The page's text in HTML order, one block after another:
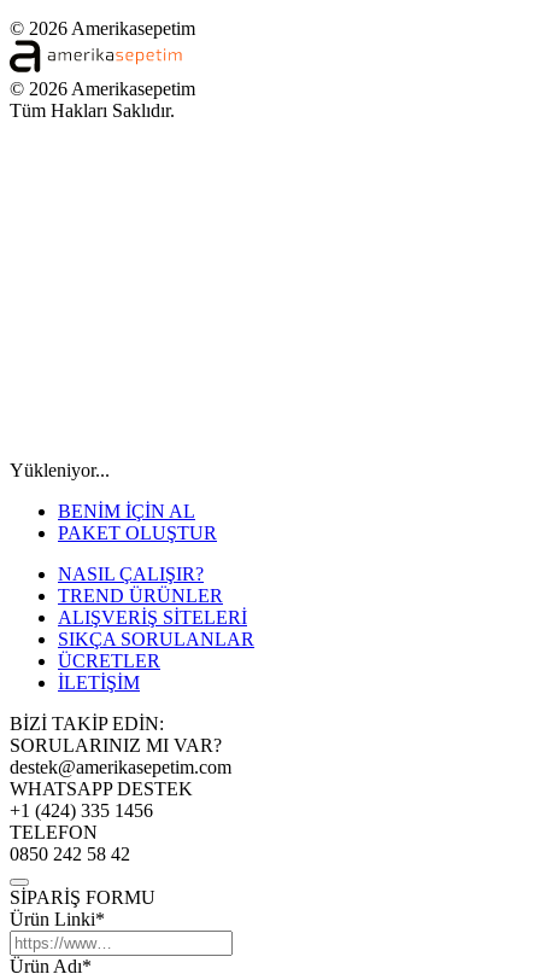
© 2026 Amerikasepetim
© 2026 Amerikasepetim
Tüm Hakları Saklıdır.
Yükleniyor...
BENİM İÇİN AL
PAKET OLUŞTUR
NASIL ÇALIŞIR?
TREND ÜRÜNLER
ALIŞVERİŞ SİTELERİ
SIKÇA SORULANLAR
ÜCRETLER
İLETİŞİM
BİZİ TAKİP EDİN:
SORULARINIZ MI VAR?
destek@amerikasepetim.com
WHATSAPP DESTEK
+1 (424) 335 1456
TELEFON
0850 242 58 42
SİPARİŞ FORMU
Ürün Linki*
Ürün Adı*